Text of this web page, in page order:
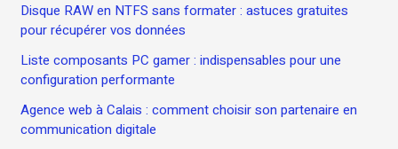
Disque RAW en NTFS sans formater : astuces gratuites
pour récupérer vos données
Liste composants PC gamer : indispensables pour une
configuration performante
Agence web à Calais : comment choisir son partenaire en
communication digitale